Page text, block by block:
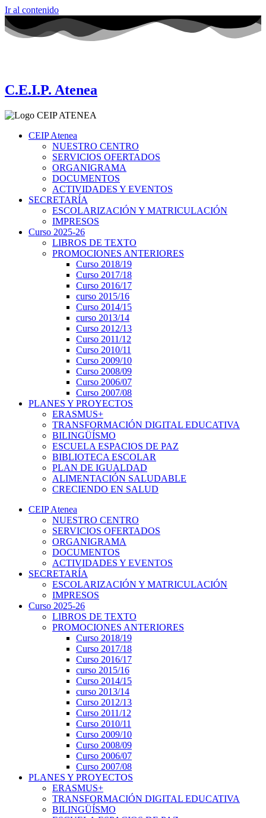
Ir al contenido
C.E.I.P. Atenea
CEIP Atenea
NUESTRO CENTRO
SERVICIOS OFERTADOS
ORGANIGRAMA
DOCUMENTOS
ACTIVIDADES Y EVENTOS
SECRETARÍA
ESCOLARIZACIÓN Y MATRICULACIÓN
IMPRESOS
Curso 2025-26
LIBROS DE TEXTO
PROMOCIONES ANTERIORES
Curso 2018/19
Curso 2017/18
Curso 2016/17
curso 2015/16
Curso 2014/15
curso 2013/14
Curso 2012/13
Curso 2011/12
Curso 2010/11
Curso 2009/10
Curso 2008/09
Curso 2006/07
Curso 2007/08
PLANES Y PROYECTOS
ERASMUS+
TRANSFORMACIÓN DIGITAL EDUCATIVA
BILINGÜÍSMO
ESCUELA ESPACIOS DE PAZ
BIBLIOTECA ESCOLAR
PLAN DE IGUALDAD
ALIMENTACIÓN SALUDABLE
CRECIENDO EN SALUD
CEIP Atenea
NUESTRO CENTRO
SERVICIOS OFERTADOS
ORGANIGRAMA
DOCUMENTOS
ACTIVIDADES Y EVENTOS
SECRETARÍA
ESCOLARIZACIÓN Y MATRICULACIÓN
IMPRESOS
Curso 2025-26
LIBROS DE TEXTO
PROMOCIONES ANTERIORES
Curso 2018/19
Curso 2017/18
Curso 2016/17
curso 2015/16
Curso 2014/15
curso 2013/14
Curso 2012/13
Curso 2011/12
Curso 2010/11
Curso 2009/10
Curso 2008/09
Curso 2006/07
Curso 2007/08
PLANES Y PROYECTOS
ERASMUS+
TRANSFORMACIÓN DIGITAL EDUCATIVA
BILINGÜÍSMO